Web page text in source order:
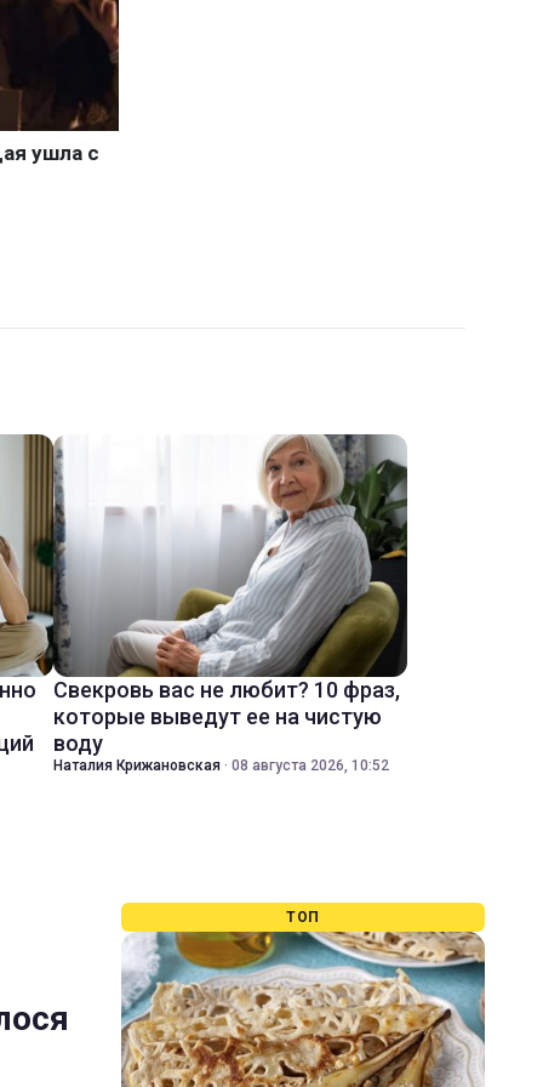
Свекровь вас не любит? 10 фраз,
которые выведут ее на чистую
воду
Наталия Крижановская · 08 августа 2026, 10:52
ТОП